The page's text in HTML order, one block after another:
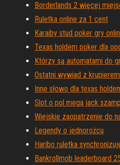
Borderlands 2 więcej
Ruletka online za 1 cent
Karaiby stud poker gry
Texas holdem poker dla
Którzy są automatami do
Ostatni wywiad z
Inne słowo dla texas
Slot o pol mega jack
Wiejskie zaopatrzenie do
Legendy o jednorożcu
Haribo ruletka
Bankrollmob leaderboard